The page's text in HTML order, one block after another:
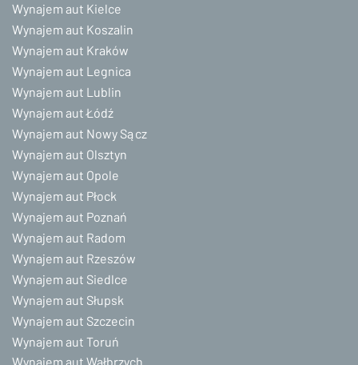
Wynajem aut Kielce
Wynajem aut Koszalin
Wynajem aut Kraków
Wynajem aut Legnica
Wynajem aut Lublin
Wynajem aut Łódź
Wynajem aut Nowy Sącz
Wynajem aut Olsztyn
Wynajem aut Opole
Wynajem aut Płock
Wynajem aut Poznań
Wynajem aut Radom
Wynajem aut Rzeszów
Wynajem aut Siedlce
Wynajem aut Słupsk
Wynajem aut Szczecin
Wynajem aut Toruń
Wynajem aut Wałbrzych